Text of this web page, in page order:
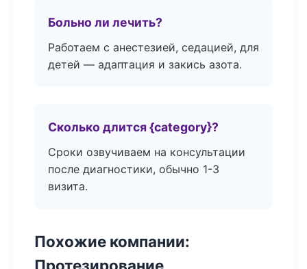
Больно ли лечить?
Работаем с анестезией, седацией, для
детей — адаптация и закись азота.
Сколько длится {category}?
Сроки озвучиваем на консультации
после диагностики, обычно 1-3
визита.
Похожие компании:
Протезирование